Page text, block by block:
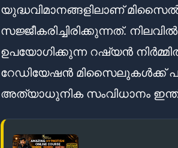
യുദ്ധവിമാനങ്ങളിലാണ്
സജ്ജീകരിച്ചിരിക്കുന്നത്.
ഉപയോഗിക്കുന്ന റഷ്യൻ
റേഡിയേഷൻ മിസൈലുകൾക്ക്
അത്യാധുനിക സംവിധാനം ഇന്ത്യ